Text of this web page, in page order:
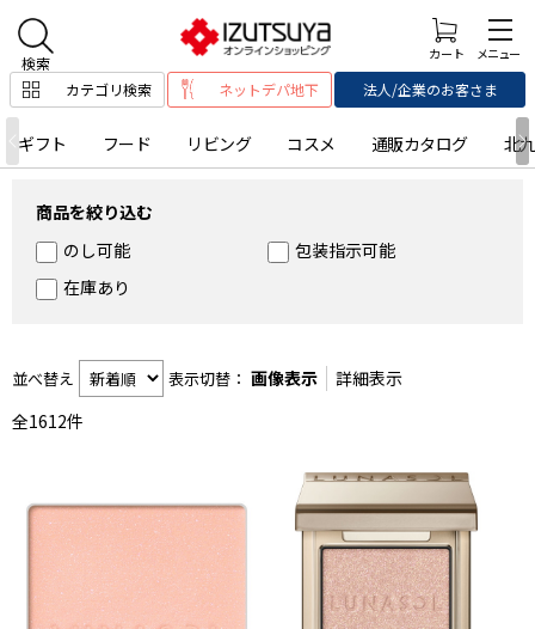
カテゴリ検索 ネットデパ地下 法人/企業のお客さま
ギフト フード リビング コスメ 通販カタログ 北
商品を絞り込む
のし可能
包装指示可能
在庫あり
並べ替え 表示切替： 画像表示
詳細表示
全1612件